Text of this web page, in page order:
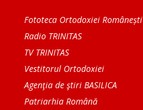
Fototeca Ortodoxiei Românești
Radio TRINITAS
TV TRINITAS
Vestitorul Ortodoxiei
Agenţia de ştiri BASILICA
Patriarhia Română